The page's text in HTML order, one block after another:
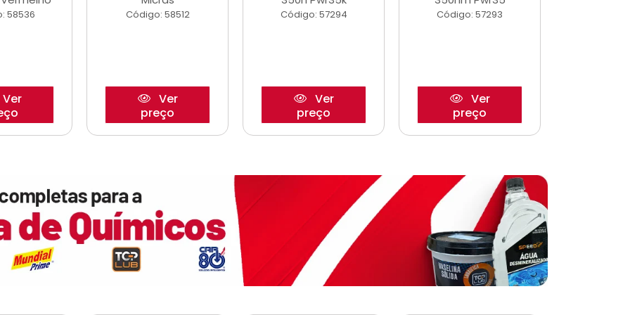
58536
Ver
Código: 58512
Ver
preço
Código: 57294
Ver
preço
Código: 57293
Ver
preço